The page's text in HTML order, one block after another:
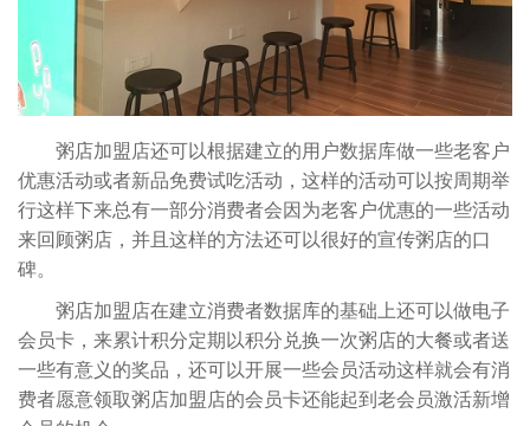
粥店加盟店还可以根据建立的用户数据库做一些老客户
优惠活动或者新品免费试吃活动，这样的活动可以按周期举
行这样下来总有一部分消费者会因为老客户优惠的一些活动
来回顾粥店，并且这样的方法还可以很好的宣传粥店的口
碑。
粥店加盟店在建立消费者数据库的基础上还可以做电子
会员卡，来累计积分定期以积分兑换一次粥店的大餐或者送
一些有意义的奖品，还可以开展一些会员活动这样就会有消
费者愿意领取粥店加盟店的会员卡还能起到老会员激活新增